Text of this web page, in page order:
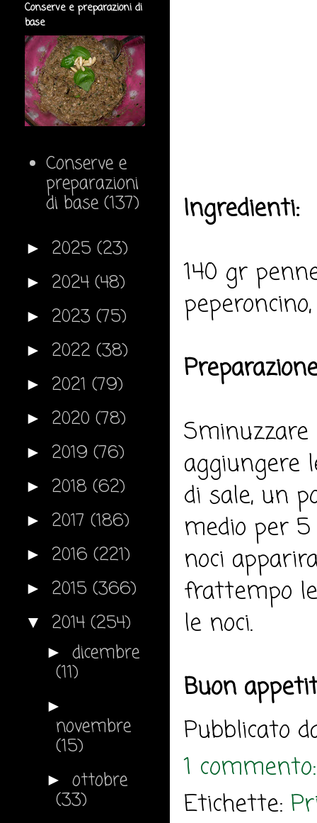
Ingredienti:
140 gr
Sminuzzare
aggiungere
di sale, un
medio per
noci
frattempo
le noci.
Buon
Pubblicato
1
Etichette:
Conserve e preparazioni di
base
Conserve e
preparazioni
di base (137)
► 2025 (23)
► 2024 (48)
► 2023 (75)
► 2022 (38)
► 2021 (79)
► 2020 (78)
► 2019 (76)
► 2018 (62)
► 2017 (186)
► 2016 (221)
► 2015 (366)
▼ 2014 (254)
► dicembre
(11)
►
novembre
(15)
► ottobre
(33)